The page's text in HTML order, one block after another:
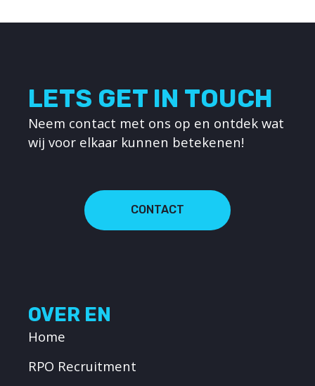
LETS GET IN TOUCH
Neem contact met ons op en ontdek wat
wij voor elkaar kunnen betekenen!
CONTACT
OVER EN
Home
RPO Recruitment